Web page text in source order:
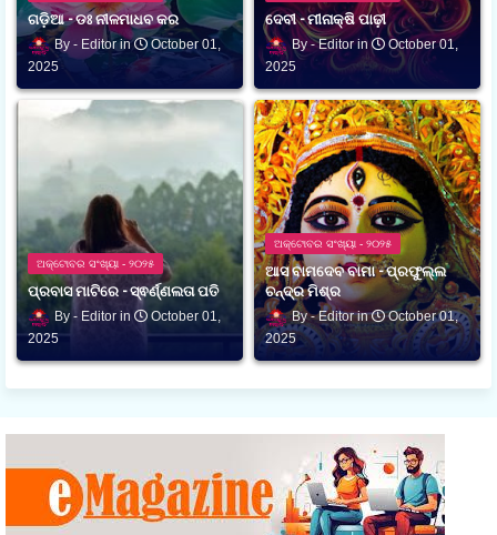
ଗଡ଼ିଆ - ଡଃ ନୀଳମାଧବ କର
Editor
October 01,
2025
ଦେବୀ - ମୀନାକ୍ଷି ପାଢ଼ୀ
Editor
October 01,
2025
ଅକ୍ଟୋବର ସଂଖ୍ୟା - ୨୦୨୫
ପ୍ରବାସ ମାଟିରେ - ସ୍ଵର୍ଣ୍ଣଲତା ପତି
Editor
October 01,
2025
ଅକ୍ଟୋବର ସଂଖ୍ୟା - ୨୦୨୫
ଆସ ବାମଦେବ ବାମା - ପ୍ରଫୁଲ୍ଲ
ଚନ୍ଦ୍ର ମିଶ୍ର
Editor
October 01,
2025